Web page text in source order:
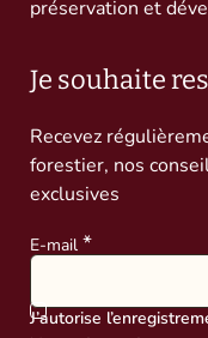
préservation et
Je souhaite
Recevez
forestier, nos
exclusives
E-mail
J’autorise